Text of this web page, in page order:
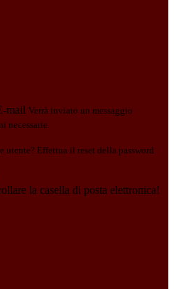
mail Verrà inviato un messaggio
necessarie.
utente? Effettua il reset della password
la casella di posta elettronica!